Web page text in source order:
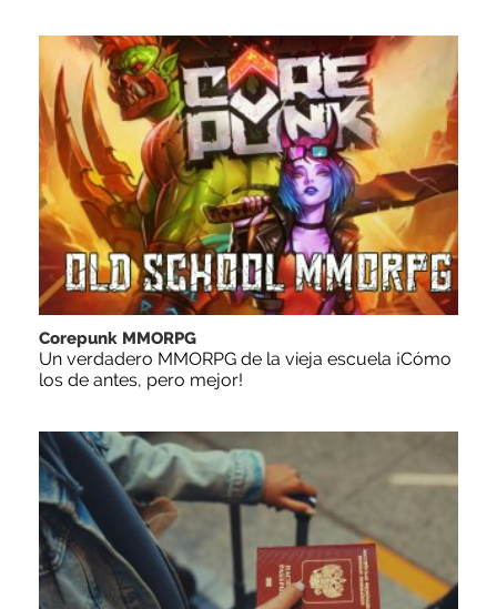
Corepunk MMORPG
Un verdadero MMORPG de la vieja escuela ¡Cómo
los de antes, pero mejor!